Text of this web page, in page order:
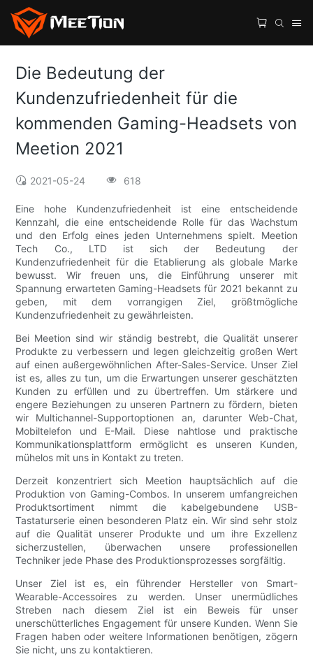
Die Bedeutung der
Kundenzufriedenheit für die
kommenden Gaming-Headsets von
Meetion 2021
2021-05-24 618
Eine hohe Kundenzufriedenheit ist eine entscheidende
Kennzahl, die eine entscheidende Rolle für das Wachstum
und den Erfolg eines jeden Unternehmens spielt. Meetion
Tech Co., LTD ist sich der Bedeutung der
Kundenzufriedenheit für die Etablierung als globale Marke
bewusst. Wir freuen uns, die Einführung unserer mit
Spannung erwarteten Gaming-Headsets für 2021 bekannt zu
geben, mit dem vorrangigen Ziel, größtmögliche
Kundenzufriedenheit zu gewährleisten.
Bei Meetion sind wir ständig bestrebt, die Qualität unserer
Produkte zu verbessern und legen gleichzeitig großen Wert
auf einen außergewöhnlichen After-Sales-Service. Unser Ziel
ist es, alles zu tun, um die Erwartungen unserer geschätzten
Kunden zu erfüllen und zu übertreffen. Um stärkere und
engere Beziehungen zu unseren Partnern zu fördern, bieten
wir Multichannel-Supportoptionen an, darunter Web-Chat,
Mobiltelefon und E-Mail. Diese nahtlose und praktische
Kommunikationsplattform ermöglicht es unseren Kunden,
mühelos mit uns in Kontakt zu treten.
Derzeit konzentriert sich Meetion hauptsächlich auf die
Produktion von Gaming-Combos. In unserem umfangreichen
Produktsortiment nimmt die kabelgebundene USB-
Tastaturserie einen besonderen Platz ein. Wir sind sehr stolz
auf die Qualität unserer Produkte und um ihre Exzellenz
sicherzustellen, überwachen unsere professionellen
Techniker jede Phase des Produktionsprozesses sorgfältig.
Unser Ziel ist es, ein führender Hersteller von Smart-
Wearable-Accessoires zu werden. Unser unermüdliches
Streben nach diesem Ziel ist ein Beweis für unser
unerschütterliches Engagement für unsere Kunden. Wenn Sie
Fragen haben oder weitere Informationen benötigen, zögern
Sie nicht, uns zu kontaktieren.